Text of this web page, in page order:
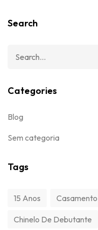
Search
Categories
Blog
Sem categoria
Tags
15 Anos Casamento
Chinelo De Debutante